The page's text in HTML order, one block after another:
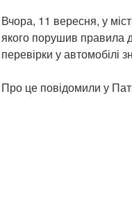
Вчора, 11 вересня, у
якого порушив правила
перевірки у автомобілі
Про це повідомили у